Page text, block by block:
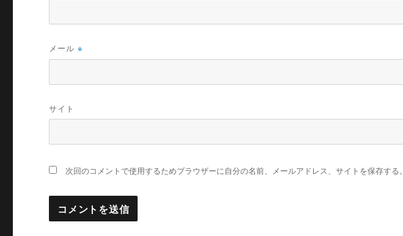
メール※
サイト
次回のコメントで使用するためブラウザーに自分の名前、メールアドレス、サイトを保存する。